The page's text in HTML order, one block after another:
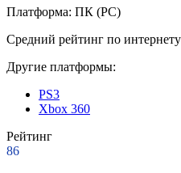
Платформа: ПК (PC)
Средний рейтинг по
Другие платформы:
PS3
Xbox 360
Рейтинг
86